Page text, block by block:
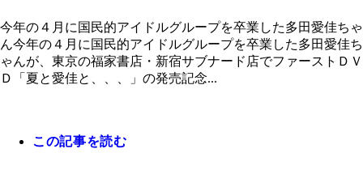
今年の４月に国民的アイドルグループを卒業した多田愛佳ちゃ
ん今年の４月に国民的アイドルグループを卒業した多田愛佳ち
ゃんが、東京の福家書店・新宿サブナード店でファーストＤＶ
Ｄ「夏と愛佳と、、、」の発売記念...
この記事を読む